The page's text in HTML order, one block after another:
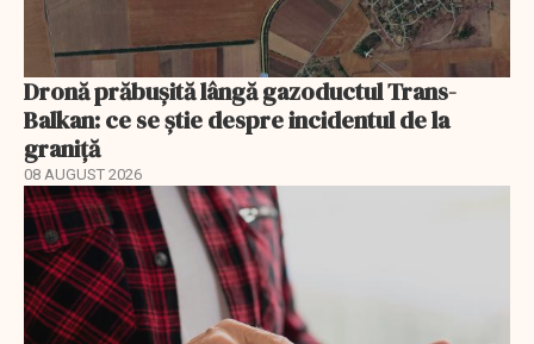
Dronă prăbușită lângă gazoductul Trans-
Balkan: ce se știe despre incidentul de la
graniță
08 AUGUST 2026